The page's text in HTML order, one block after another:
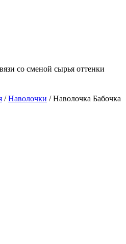
со сменой сырья оттенки
/Наволочки /Наволочка Бабочка